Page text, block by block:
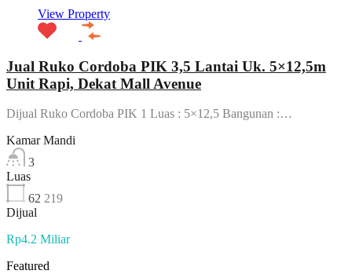
View Property
Jual Ruko Cordoba PIK 3,5 Lantai Uk. 5×12,5m
Unit Rapi, Dekat Mall Avenue
Dijual Ruko Cordoba PIK 1 Luas : 5×12,5 Bangunan :…
Kamar Mandi
3
Luas
62 219
Dijual
Rp4.2 Miliar
Featured